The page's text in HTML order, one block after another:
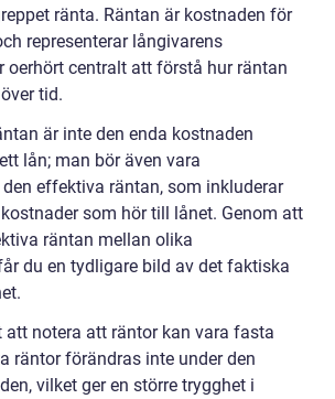
ränta. Räntan är kostnaden för
representerar långivarens
oerhört centralt att förstå hur räntan
tid.
är inte den enda kostnaden
lån; man bör även vara
effektiva räntan, som inkluderar
som hör till lånet. Genom att
räntan mellan olika
du en tydligare bild av det faktiska
att notera att räntor kan vara fasta
räntor förändras inte under den
vilket ger en större trygghet i